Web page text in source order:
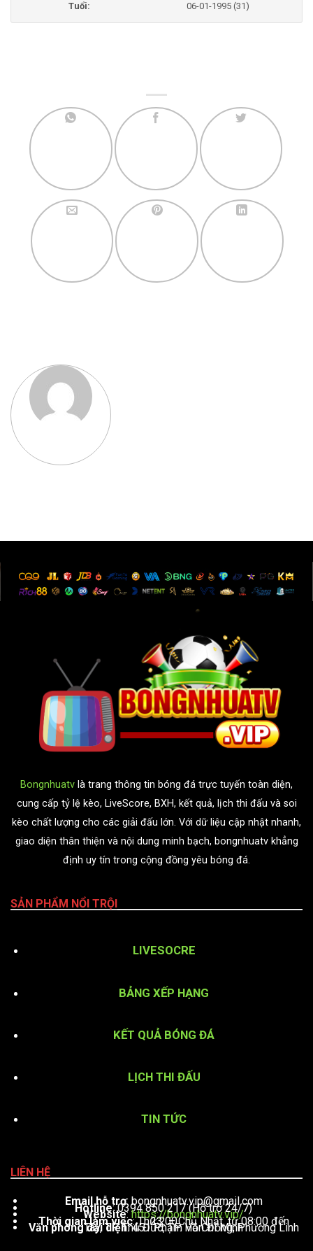
Tuổi:
06-01-1995 (31)
Bongnhuatv là trang thông tin bóng đá trực tuyến toàn diện,
cung cấp tỷ lệ kèo, LiveScore, BXH, kết quả, lịch thi đấu và soi
kèo chất lượng cho các giải đấu lớn. Với dữ liệu cập nhật nhanh,
giao diện thân thiện và nội dung minh bạch, bongnhuatv khẳng
định uy tín trong cộng đồng yêu bóng đá.
SẢN PHẨM NỔI TRỘI
LIVESOCRE
BẢNG XẾP HẠNG
KẾT QUẢ BÓNG ĐÁ
LỊCH THI ĐẤU
TIN TỨC
LIÊN HỆ
Email hỗ trợ:bongnhuatv.vip@gmail.com
Hotline: 0394 850 217 (Hỗ trợ 24/7)
Website:https://bongnhuatv.vip/
Thời gian làm việc : Thứ 2 – Chủ Nhật, từ 08:00 đến 23:00
Văn phòng đại diện: 451 Phạm Văn Đồng, Phường Linh Tây, TP. Thủ Đức, TP. Hồ Chí Minh